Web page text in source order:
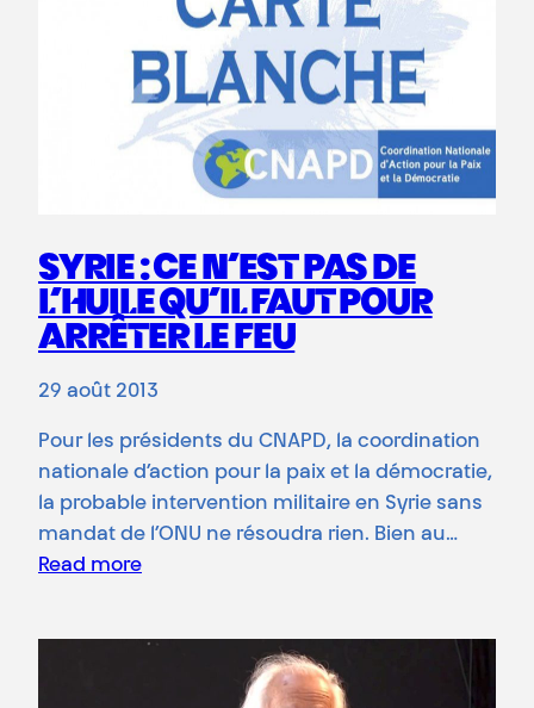
SYRIE : CE N’EST PAS DE
L’HUILE QU’IL FAUT POUR
ARRÊTER LE FEU
29 août 2013
Pour les présidents du CNAPD, la coordination
nationale d’action pour la paix et la démocratie,
la probable intervention militaire en Syrie sans
mandat de l’ONU ne résoudra rien. Bien au…
Read more